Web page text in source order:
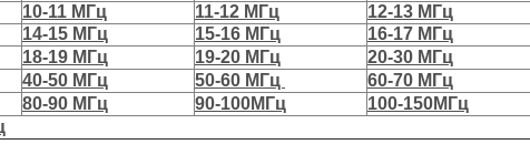
10-11 МГц 11-12 МГц
12-13 МГц
14-15 МГц 15-16 МГц
16-17 МГц
18-19 МГц 19-20 МГц
20-30 МГц
40-50 МГц 50-60 МГц
60-70 МГц
80-90 МГц 90-100МГц
100-150МГц